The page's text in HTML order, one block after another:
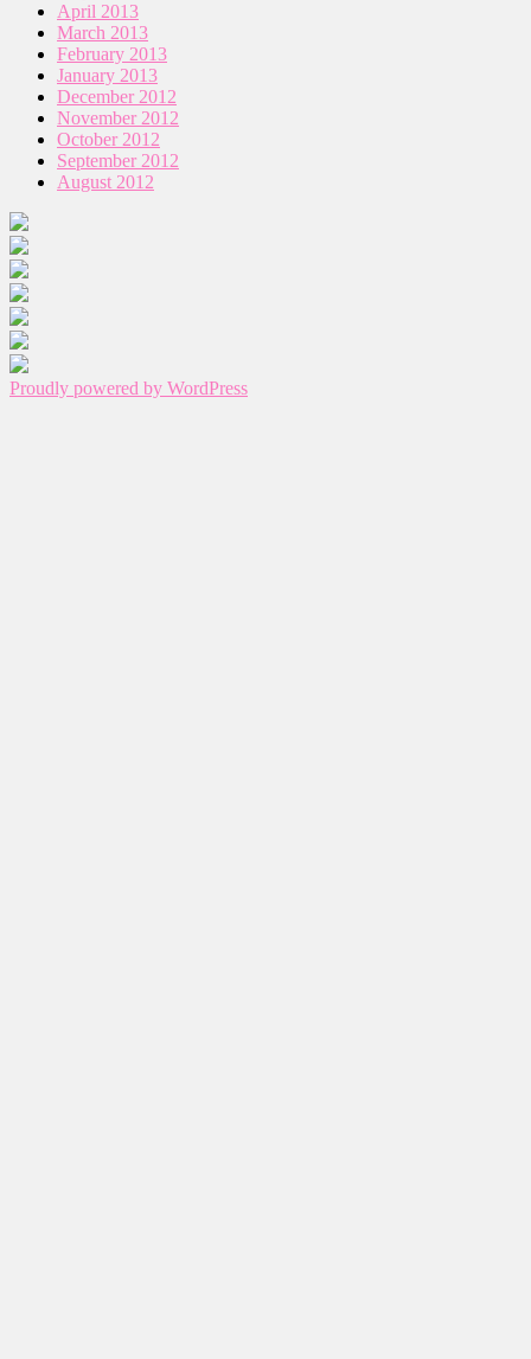
April 2013
March 2013
February 2013
January 2013
December 2012
November 2012
October 2012
September 2012
August 2012
Proudly powered by WordPress